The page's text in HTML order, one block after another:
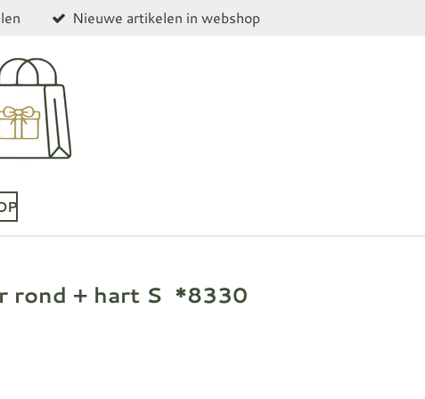
Nieuwe artikelen in webshop
rond + hart S *8330